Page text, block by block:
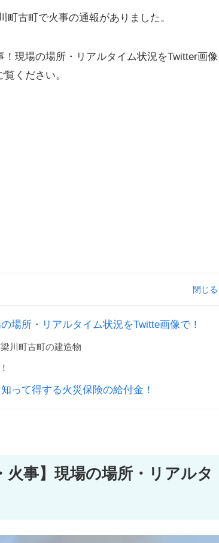
町古町で火事の通報がありました。
現場の場所・リアルタイム状況をTwitter画像
ください。
場所・リアルタイム状況をTwitte画像で！
川町古町の建造物
って得する火災保険の給付金！
火事】現場の場所・リアルタ